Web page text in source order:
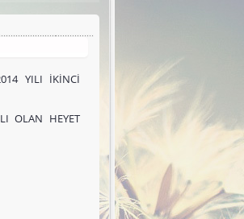
YILI İKİNCİ
OLAN HEYET